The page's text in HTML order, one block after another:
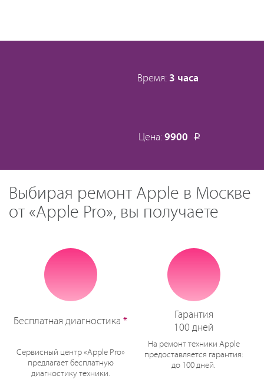
Время: 3 часа
Цена: 9900 Р
Выбирая ремонт Apple в Москве
от «Apple Pro», вы получаете
Бесплатная диагностика *
Сервисный центр «Apple Pro»
предлагает бесплатную
диагностику техники.
Гарантия
100 дней
На ремонт техники Apple
предоставляется гарантия:
до 100 дней.